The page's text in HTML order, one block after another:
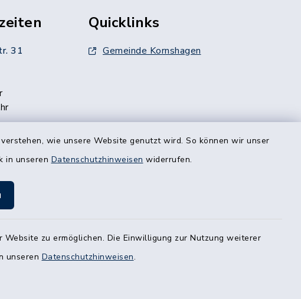
wie unsere Website genutzt wird. So können wir unser
in unseren Datenschutzhinweisen widerrufen.
zu ermöglichen. Die Einwilligung zur Nutzung weiterer
unseren Datenschutzhinweisen.
31
5
donnerstags
Sie uns zu
Quicklinks
Gemeinde Kornshagen